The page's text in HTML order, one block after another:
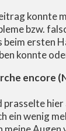
konnte
bzw.
beim ersten
konnte
encore
hier
ein wenig